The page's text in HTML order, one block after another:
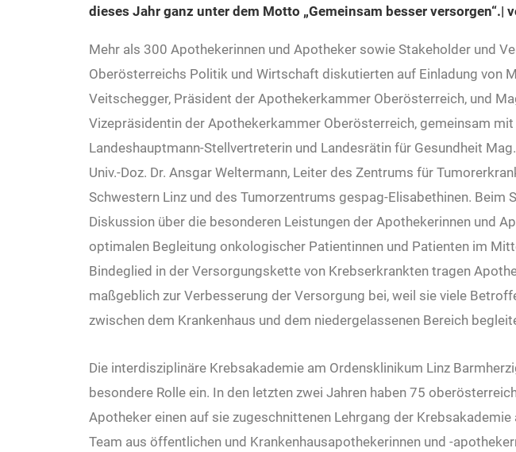
dieses Jahr ganz unter dem Motto „Gemeinsam besser versorgen“.|
Mehr als 300 Apothekerinnen und Apotheker sowie Stakeholder und
Oberösterreichs Politik und Wirtschaft diskutierten auf Einladung von
Veitschegger, Präsident der Apothekerkammer Oberösterreich, und
Vizepräsidentin der Apothekerkammer Oberösterreich, gemeinsam
Landeshauptmann-Stellvertreterin und Landesrätin für Gesundheit
Univ.-Doz. Dr. Ansgar Weltermann, Leiter des Zentrums für
Schwestern Linz und des Tumorzentrums gespag-Elisabethinen. Beim
Diskussion über die besonderen Leistungen der Apothekerinnen und
optimalen Begleitung onkologischer Patientinnen und Patienten im
Bindeglied in der Versorgungskette von Krebserkrankten tragen
maßgeblich zur Verbesserung der Versorgung bei, weil sie viele
zwischen dem Krankenhaus und dem niedergelassenen Bereich
Die interdisziplinäre Krebsakademie am Ordensklinikum Linz
besondere Rolle ein. In den letzten zwei Jahren haben 75
Apotheker einen auf sie zugeschnittenen Lehrgang der
Team aus öffentlichen und Krankenhausapothekerinnen und -